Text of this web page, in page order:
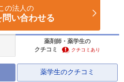
の法人の
問い合わせる
薬剤師・薬学生の
クチコミ
クチコミあり
薬学生のクチコミ